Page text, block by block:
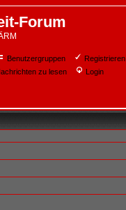
Forum
Benutzergruppen
Registrieren
zu lesen Login